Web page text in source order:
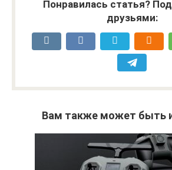
Понравилась статья?
друзьями:
Вам также может быть